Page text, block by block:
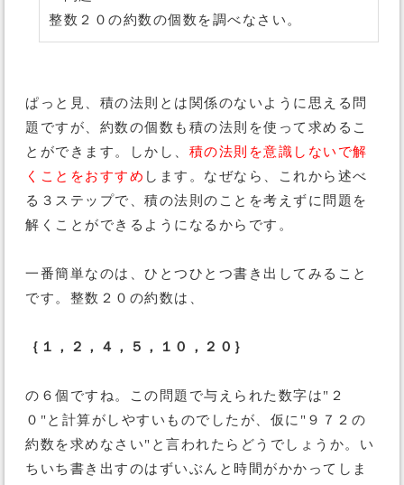
整数２０の約数の個数を調べなさい。
ぱっと見、積の法則とは関係のないように思える問
題ですが、約数の個数も積の法則を使って求めるこ
とができます。しかし、 積の法則を意識しないで解
くことをおすすめ します。なぜなら、これから述べ
る３ステップで、積の法則のことを考えずに問題を
解くことができるようになるからです。
一番簡単なのは、ひとつひとつ書き出してみること
です。整数２０の約数は、
｛１，２，４，５，１０，２０｝
の６個ですね。この問題で与えられた数字は"２
０"と計算がしやすいものでしたが、仮に"９７２の
約数を求めなさい"と言われたらどうでしょうか。い
ちいち書き出すのはずいぶんと時間がかかってしま